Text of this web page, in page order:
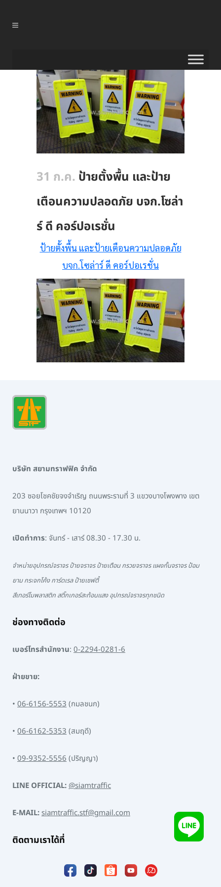
31 ก.ค. ป้ายตั้งพื้น และป้าย
เตือนความปลอดภัย บจก.โซล่า
ร์ ดี คอร์ปอเรชั่น
ป้ายตั้งพื้น และป้ายเตือนความปลอดภัย
บจก.โซล่าร์ ดี คอร์ปอเรชั่น
บริษัท สยามทราฟฟิค จำกัด
203 ซอยโชคชัยจงจำเริญ ถนนพระรามที่ 3 แขวงบางโพงพาง เขต
ยานนาวา กรุงเทพฯ 10120
เปิดทำการ: จันทร์ - เสาร์ 08.30 - 17.30 น.
จำหน่ายอุปกรณ์จราจร ป้ายจราจร ป้ายเตือน กรวยจราจร แผงกั้นจราจร ป้อม
ยาม กระจกโค้ง การ์ดเรล ป้ายเซฟตี้
สีเทอร์โมพลาสติก สติ๊กเกอร์สะท้อนแสง อุปกรณ์จราจรทุกชนิด
ช่องทางติดต่อ
เบอร์โทรสำนักงาน: 0-2294-0281-6
ฝ่ายขาย:
• 06-6156-5553(กมลชนก)
• 06-6162-5353(สมฤดี)
• 09-9352-5556(ปริญญา)
LINE OFFICIAL:@siamtraffic
E-MAIL:siamtraffic.stf@gmail.com
ติดตามเราได้ที่